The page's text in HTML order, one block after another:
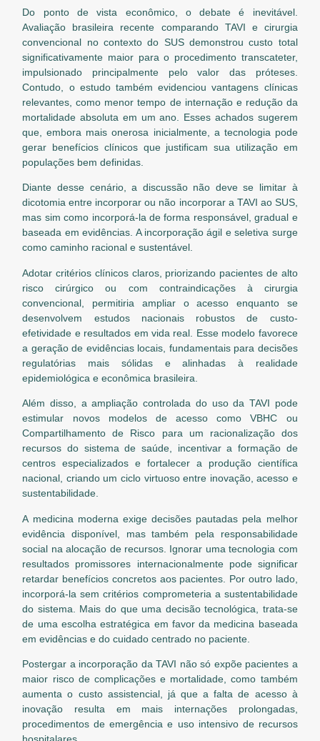
Do ponto de vista econômico, o debate é inevitável.
Avaliação brasileira recente comparando TAVI e cirurgia
convencional no contexto do SUS demonstrou custo total
significativamente maior para o procedimento transcateter,
impulsionado principalmente pelo valor das próteses.
Contudo, o estudo também evidenciou vantagens clínicas
relevantes, como menor tempo de internação e redução da
mortalidade absoluta em um ano. Esses achados sugerem
que, embora mais onerosa inicialmente, a tecnologia pode
gerar benefícios clínicos que justificam sua utilização em
populações bem definidas.
Diante desse cenário, a discussão não deve se limitar à
dicotomia entre incorporar ou não incorporar a TAVI ao SUS,
mas sim como incorporá-la de forma responsável, gradual e
baseada em evidências. A incorporação ágil e seletiva surge
como caminho racional e sustentável.
Adotar critérios clínicos claros, priorizando pacientes de alto
risco cirúrgico ou com contraindicações à cirurgia
convencional, permitiria ampliar o acesso enquanto se
desenvolvem estudos nacionais robustos de custo-
efetividade e resultados em vida real. Esse modelo favorece
a geração de evidências locais, fundamentais para decisões
regulatórias mais sólidas e alinhadas à realidade
epidemiológica e econômica brasileira.
Além disso, a ampliação controlada do uso da TAVI pode
estimular novos modelos de acesso como VBHC ou
Compartilhamento de Risco para um racionalização dos
recursos do sistema de saúde, incentivar a formação de
centros especializados e fortalecer a produção científica
nacional, criando um ciclo virtuoso entre inovação, acesso e
sustentabilidade.
A medicina moderna exige decisões pautadas pela melhor
evidência disponível, mas também pela responsabilidade
social na alocação de recursos. Ignorar uma tecnologia com
resultados promissores internacionalmente pode significar
retardar benefícios concretos aos pacientes. Por outro lado,
incorporá-la sem critérios comprometeria a sustentabilidade
do sistema. Mais do que uma decisão tecnológica, trata-se
de uma escolha estratégica em favor da medicina baseada
em evidências e do cuidado centrado no paciente.
Postergar a incorporação da TAVI não só expõe pacientes a
maior risco de complicações e mortalidade, como também
aumenta o custo assistencial, já que a falta de acesso à
inovação resulta em mais internações prolongadas,
procedimentos de emergência e uso intensivo de recursos